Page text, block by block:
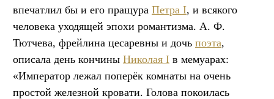
впечатлил бы и его пращура Петра I, и всякого
человека уходящей эпохи романтизма. А. Ф.
Тютчева, фрейлина цесаревны и дочь поэта,
описала день кончины Николая I в мемуарах:
«Император лежал поперёк комнаты на очень
простой железной кровати. Голова покоилась